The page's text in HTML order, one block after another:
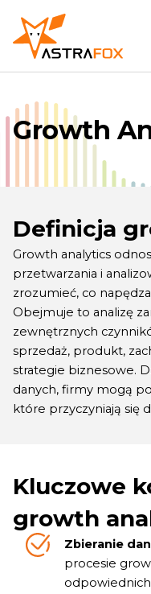
Growth
Definicja
Growth analytics
przetwarzania i
zrozumieć, co
Obejmuje to analizę
zewnętrznych
sprzedaż, produkt,
strategie biznesowe.
danych, firmy mogą
które przyczyniają się
Kluczowe
growth
Zbieranie
procesie